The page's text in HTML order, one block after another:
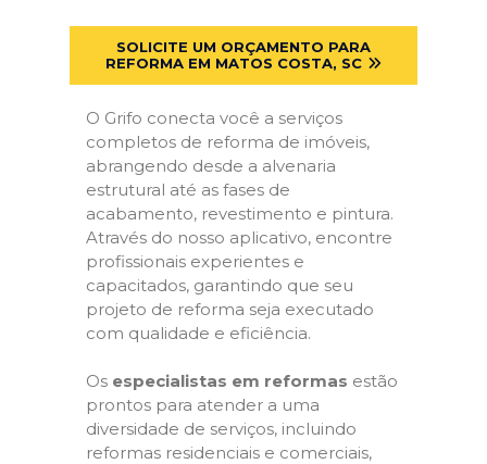
SOLICITE UM ORÇAMENTO PARA
REFORMA EM MATOS COSTA, SC
O Grifo conecta você a serviços
completos de reforma de imóveis,
abrangendo desde a alvenaria
estrutural até as fases de
acabamento, revestimento e pintura.
Através do nosso aplicativo, encontre
profissionais experientes e
capacitados, garantindo que seu
projeto de reforma seja executado
com qualidade e eficiência.
Os especialistas em reformas estão
prontos para atender a uma
diversidade de serviços, incluindo
reformas residenciais e comerciais,